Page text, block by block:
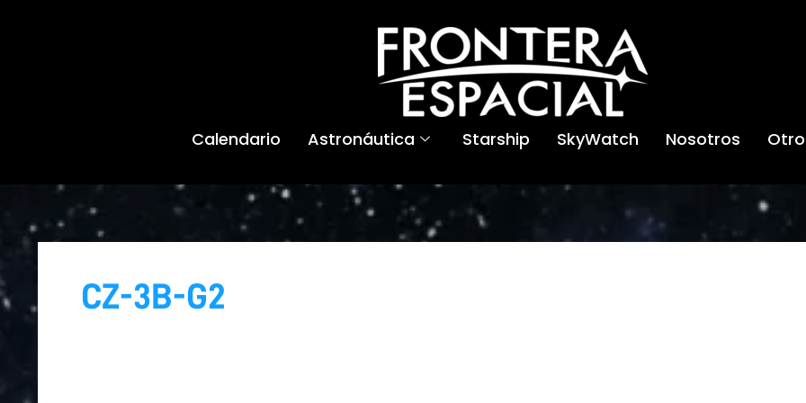
Calendario Astronáutica Starship SkyWatch Nosotros
CZ-3B-G2